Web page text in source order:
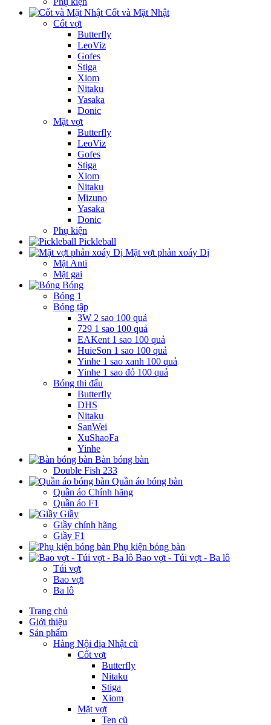
Cốt và Mặt Nhật
Cốt vợt
Butterfly
LeoViz
Gofes
Stiga
Xiom
Nitaku
Yasaka
Donic
Mặt vợt
Butterfly
LeoViz
Gofes
Stiga
Xiom
Nitaku
Mizuno
Yasaka
Donic
Phụ kiện
Pickleball
Mặt vợt phản xoáy Dị
Mặt Anti
Mặt gai
Bóng
Bóng 1
Bóng tập
3W 2 sao 100 quả
729 1 sao 100 quả
EAKent 1 sao 100 quả
HuieSon 1 sao 100 quả
Yinhe 1 sao xanh 100 quả
Yinhe 1 sao đỏ 100 quả
Bóng thi đấu
Butterfly
DHS
Nitaku
SanWei
XuShaoFa
Yinhe
Bàn bóng bàn
Double Fish 233
Quần áo bóng bàn
Quần áo Chính hãng
Quần áo F1
Giầy
Giầy chính hãng
Giầy F1
Phụ kiện bóng bàn
Bao vợt - Túi vợt - Ba lô
Túi vợt
Bao vợt
Ba lô
Trang chủ
Giới thiệu
Sản phẩm
Hàng Nội địa Nhật cũ
Cốt vợt
Butterfly
Nitaku
Stiga
Xiom
Mặt vợt
Ten cũ